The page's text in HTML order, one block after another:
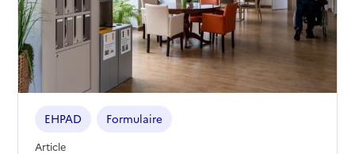
EHPAD Formulaire
Article